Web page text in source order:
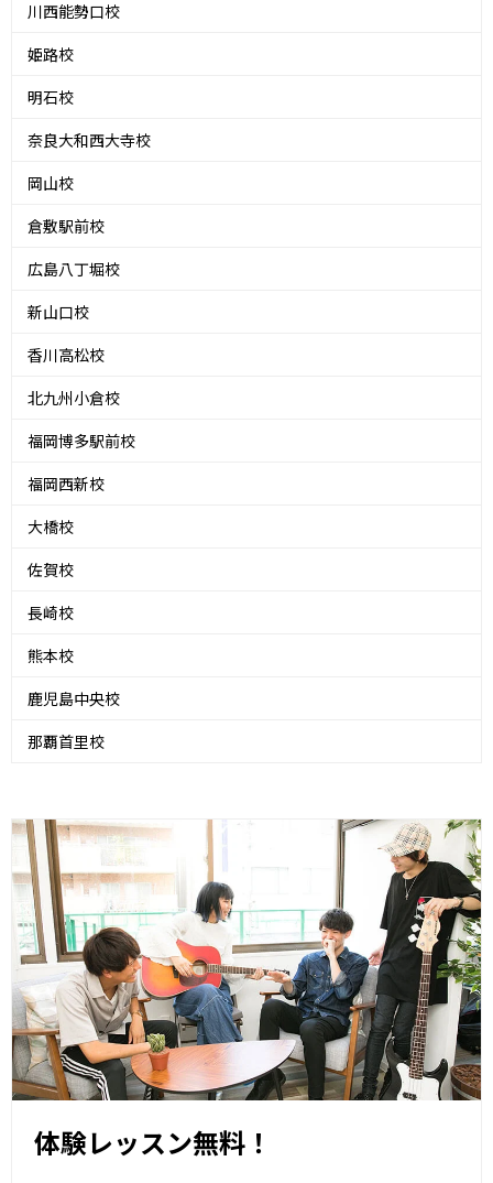
川西能勢口校
姫路校
明石校
奈良大和西大寺校
岡山校
倉敷駅前校
広島八丁堀校
新山口校
香川高松校
北九州小倉校
福岡博多駅前校
福岡西新校
大橋校
佐賀校
長崎校
熊本校
鹿児島中央校
那覇首里校
体験レッスン無料！